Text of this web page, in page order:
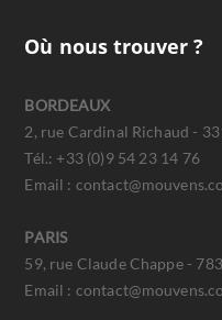
Où nous trouver ?
BORDEAUX
2, rue Cardinal Richaud -
Tél.: +33 (0)9 54 23 14 76
Email :
PARIS
59, rue Claude Chappe -
Email :